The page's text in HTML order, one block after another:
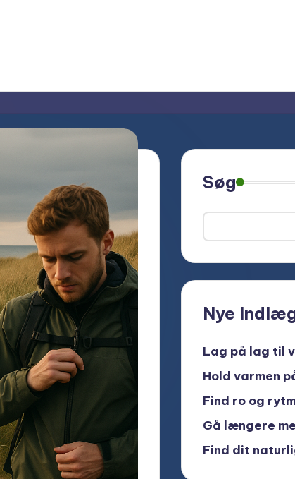
Søg
Nye
Lag på lag til
Hold varmen
Find ro og
Gå længere
Find dit